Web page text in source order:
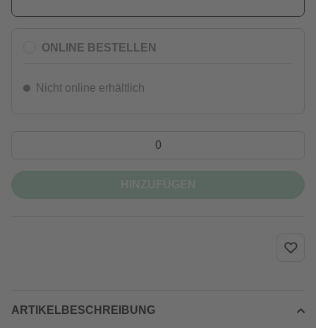
ONLINE BESTELLEN
Nicht online erhältlich
ARTIKELBESCHREIBUNG